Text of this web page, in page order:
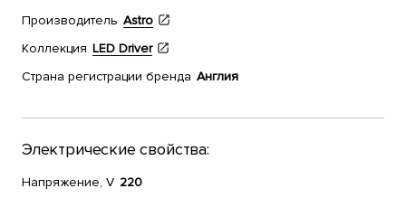
Производитель Astro
Коллекция LED Driver
Страна регистрации бренда Англия
Электрические свойства:
Напряжение, V 220